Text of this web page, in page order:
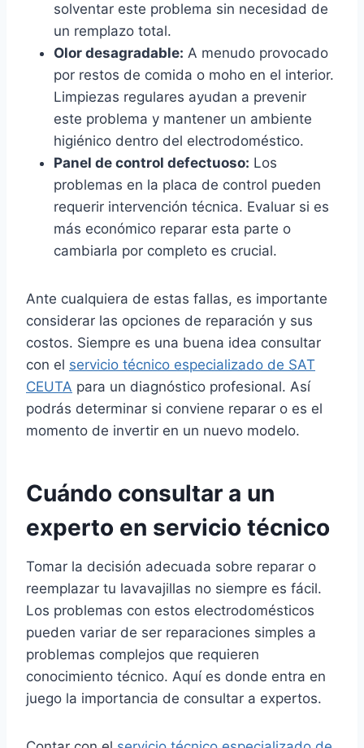
solventar este problema sin necesidad de
un remplazo total.
Olor desagradable: A menudo provocado
por restos de comida o moho en el interior.
Limpiezas regulares ayudan a prevenir
este problema y mantener un ambiente
higiénico dentro del electrodoméstico.
Panel de control defectuoso: Los
problemas en la placa de control pueden
requerir intervención técnica. Evaluar si es
más económico reparar esta parte o
cambiarla por completo es crucial.
Ante cualquiera de estas fallas, es importante
considerar las opciones de reparación y sus
costos. Siempre es una buena idea consultar
con el servicio técnico especializado de SAT
CEUTA para un diagnóstico profesional. Así
podrás determinar si conviene reparar o es el
momento de invertir en un nuevo modelo.
Cuándo consultar a un
experto en servicio técnico
Tomar la decisión adecuada sobre reparar o
reemplazar tu lavavajillas no siempre es fácil.
Los problemas con estos electrodomésticos
pueden variar de ser reparaciones simples a
problemas complejos que requieren
conocimiento técnico. Aquí es donde entra en
juego la importancia de consultar a expertos.